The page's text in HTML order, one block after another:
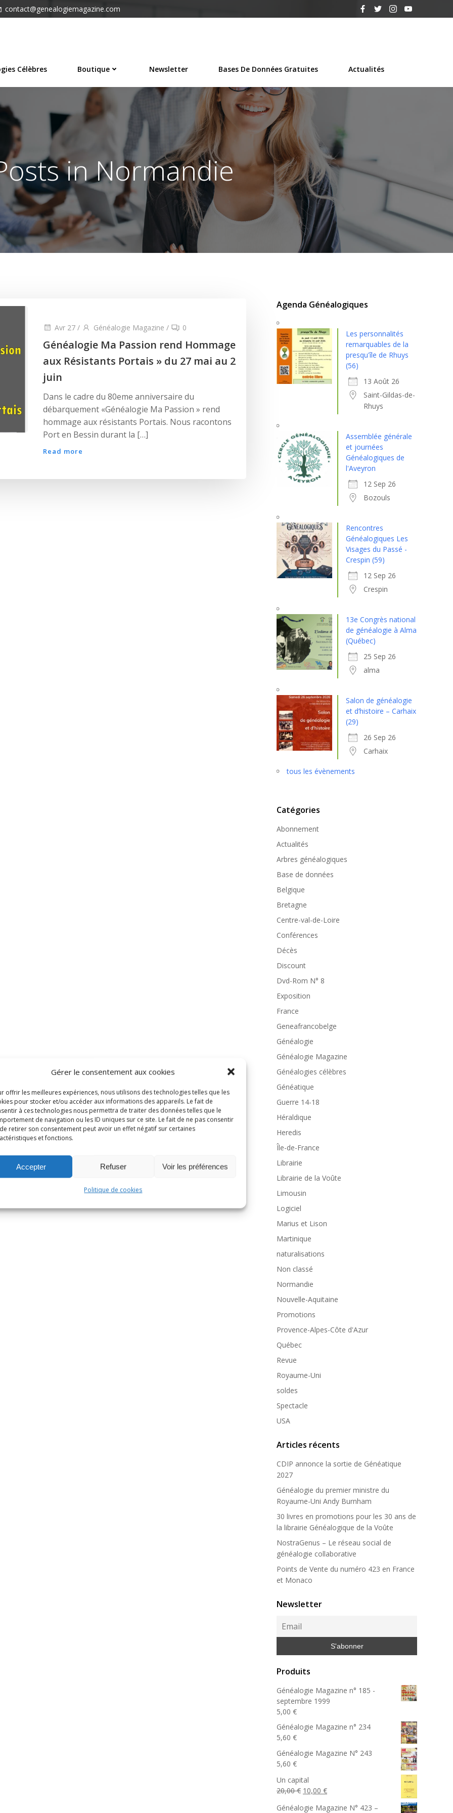
Gérer le consentement aux cookies
offrir les meilleures expériences, nous utilisons des technologies telles que les
pour stocker et/ou accéder aux informations des appareils. Le fait de
à ces technologies nous permettra de traiter des données telles que le
de navigation ou les ID uniques sur ce site. Le fait de ne pas consentir
retirer son consentement peut avoir un effet négatif sur certaines
et fonctions.
Accepter Refuser Voir les préférences
Politique de cookies
contact@genealogiemagazine.com
Célèbres Boutique Newsletter Bases De Données Gratuites Actualités
in Normandie
Avr 27 / Généalogie Magazine / 0
Généalogie Ma Passion rend Hommage
aux Résistants Portais » du 27 mai au 2
juin
Dans le cadre du 80eme anniversaire du
débarquement «Généalogie Ma Passion » rend
hommage aux résistants Portais. Nous racontons
Port en Bessin durant la […]
Read more
Agenda Généalogiques
Les personnalités
remarquables de la
presqu'île de Rhuys
(56)
13 Août 26
Saint-Gildas-de-
Rhuys
Assemblée générale
et journées
Généalogiques de
l'Aveyron
12 Sep 26
Bozouls
Rencontres
Généalogiques Les
Visages du Passé -
Crespin (59)
12 Sep 26
Crespin
13e Congrès national
de généalogie à Alma
(Québec)
25 Sep 26
alma
Salon de généalogie
et d’histoire – Carhaix
(29)
26 Sep 26
Carhaix
tous les évènements
Catégories
Abonnement
Actualités
Arbres généalogiques
Base de données
Belgique
Bretagne
Centre-val-de-Loire
Conférences
Décès
Discount
Dvd-Rom N° 8
Exposition
France
Geneafrancobelge
Généalogie
Généalogie Magazine
Généalogies célèbres
Généatique
Guerre 14-18
Héraldique
Heredis
Île-de-France
Librairie
Librairie de la Voûte
Limousin
Logiciel
Marius et Lison
Martinique
naturalisations
Non classé
Normandie
Nouvelle-Aquitaine
Promotions
Provence-Alpes-Côte d'Azur
Québec
Revue
Royaume-Uni
soldes
Spectacle
USA
Articles récents
CDIP annonce la sortie de Généatique
2027
Généalogie du premier ministre du
Royaume-Uni Andy Burnham
30 livres en promotions pour les 30 ans de
la librairie Généalogique de la Voûte
NostraGenus – Le réseau social de
généalogie collaborative
Points de Vente du numéro 423 en France
et Monaco
Newsletter
Produits
Généalogie Magazine n° 185 -
septembre 1999
5,00 €
Généalogie Magazine n° 234
5,60 €
Généalogie Magazine N° 243
5,60 €
Un capital
20,00€ Le
10,00 €Le
Généalogie Magazine N° 423 –